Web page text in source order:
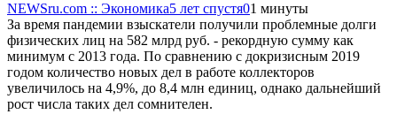
NEWSru.com :: Экономика5 лет спустя01 минуты
За время пандемии взыскатели получили проблемные долги
физических лиц на 582 млрд руб. - рекордную сумму как
минимум с 2013 года. По сравнению с докризисным 2019
годом количество новых дел в работе коллекторов
увеличилось на 4,9%, до 8,4 млн единиц, однако дальнейший
рост числа таких дел сомнителен.